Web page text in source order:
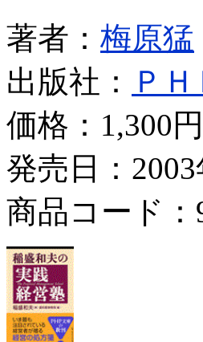
著者： 梅原猛
出版社：
Ｐ
価格： 1,300円
発売日：2003
商品コード：